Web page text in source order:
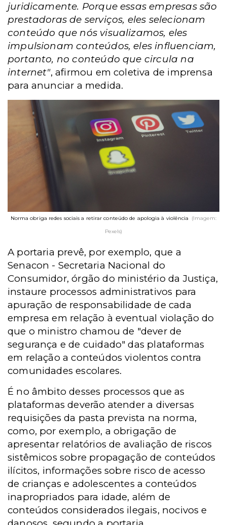
juridicamente. Porque essas empresas são
prestadoras de serviços, eles selecionam
conteúdo que nós visualizamos, eles
impulsionam conteúdos, eles influenciam,
portanto, no conteúdo que circula na
internet", afirmou em coletiva de imprensa
para anunciar a medida.
Norma obriga redes sociais a retirar conteúdo de apologia à violência
(Imagem:
Pexels)
A portaria prevê, por exemplo, que a
Senacon - Secretaria Nacional do
Consumidor, órgão do ministério da Justiça,
instaure processos administrativos para
apuração de responsabilidade de cada
empresa em relação à eventual violação do
que o ministro chamou de "dever de
segurança e de cuidado" das plataformas
em relação a conteúdos violentos contra
comunidades escolares.
É no âmbito desses processos que as
plataformas deverão atender a diversas
requisições da pasta prevista na norma,
como, por exemplo, a obrigação de
apresentar relatórios de avaliação de riscos
sistêmicos sobre propagação de conteúdos
ilícitos, informações sobre risco de acesso
de crianças e adolescentes a conteúdos
inapropriados para idade, além de
conteúdos considerados ilegais, nocivos e